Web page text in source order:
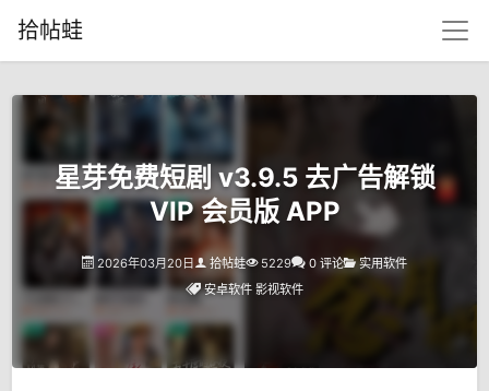
拾帖蛙
星芽免费短剧 v3.9.5 去广告解锁
VIP 会员版 APP
2026年03月20日 拾帖蛙 5229 0 评论
实用软件
安卓软件 影视软件